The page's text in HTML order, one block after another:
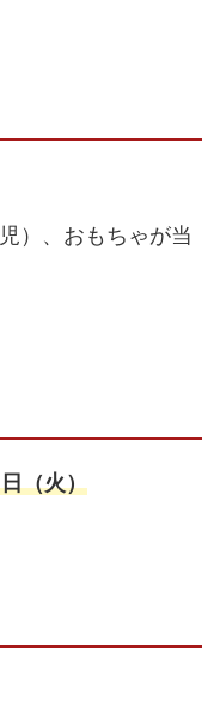
）、おもちゃが当
（火）